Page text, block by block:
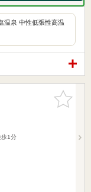
温泉 中性低張性高温
お気に入
りに追加
歩1分